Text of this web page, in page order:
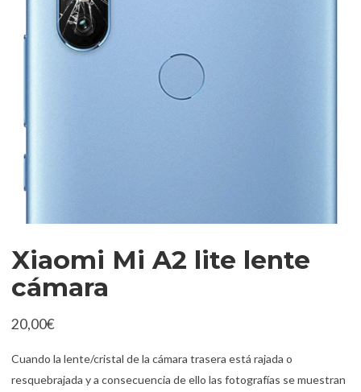
Xiaomi Mi A2 lite lente
cámara
20,00€
Cuando la lente/cristal de la cámara trasera está rajada o
resquebrajada y a consecuencia de ello las fotografías se muestran